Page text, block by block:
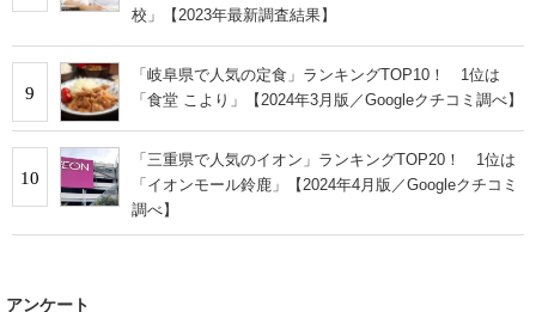
校」【2023年最新調査結果】
9
「岐阜県で人気の定食」ランキングTOP10！ 1位は
「食堂 こより」【2024年3月版／Googleクチコミ調べ】
10
「三重県で人気のイオン」ランキングTOP20！ 1位は
「イオンモール鈴鹿」【2024年4月版／Googleクチコミ
調べ】
アンケート